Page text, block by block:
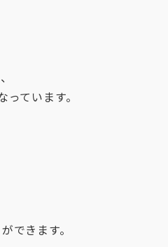
ています。
できます。